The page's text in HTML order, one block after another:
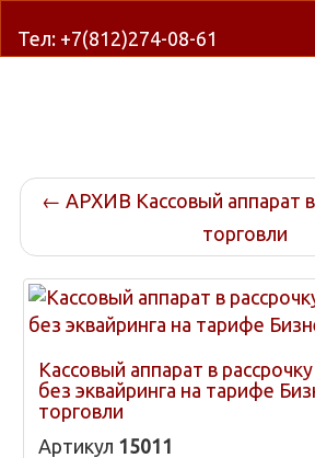
Тел: +7(812)274-08-61
← АРХИВ Кассовый аппарат в
торговли
Кассовый аппарат в
без эквайринга на тарифе
торговли
Артикул 15011